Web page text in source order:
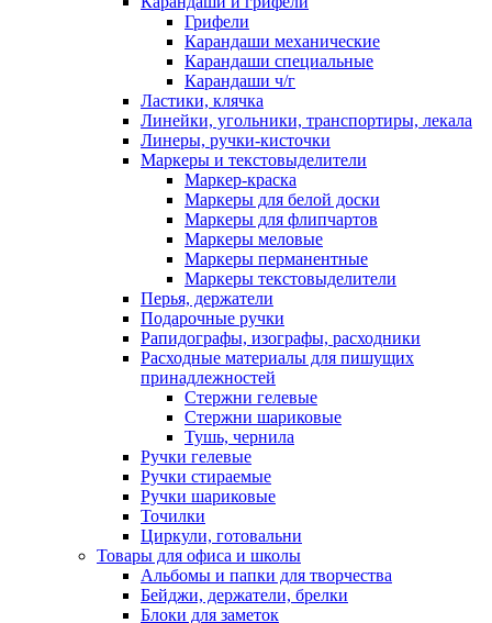
Грифели
Карандаши механические
Карандаши специальные
Карандаши ч/г
Ластики, клячка
Линейки, угольники, транспортиры, лекала
Линеры, ручки-кисточки
Маркеры и текстовыделители
Маркер-краска
Маркеры для белой доски
Маркеры для флипчартов
Маркеры меловые
Маркеры перманентные
Маркеры текстовыделители
Перья, держатели
Подарочные ручки
Рапидографы, изографы, расходники
Расходные материалы для пишущих
принадлежностей
Стержни гелевые
Стержни шариковые
Тушь, чернила
Ручки гелевые
Ручки стираемые
Ручки шариковые
Точилки
Циркули, готовальни
Товары для офиса и школы
Альбомы и папки для творчества
Бейджи, держатели, брелки
Блоки для заметок